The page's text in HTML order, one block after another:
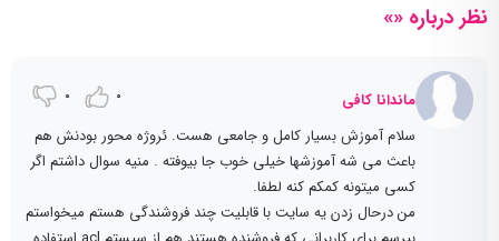
نظر درباره «»
ماندانا کافی 0
0
سلام آموزش بسیار کامل و جامعی هست. ئروژه محور بودنش هم
باعث می شه آموزشها خیلی خوب جا بیوفته . منیه سوال داشتم اگر
کسی میتونه کمکم کنه لطفا.
من درحال زدن یه سایت با قابلیت چند فروشندگی هستم میخواستم